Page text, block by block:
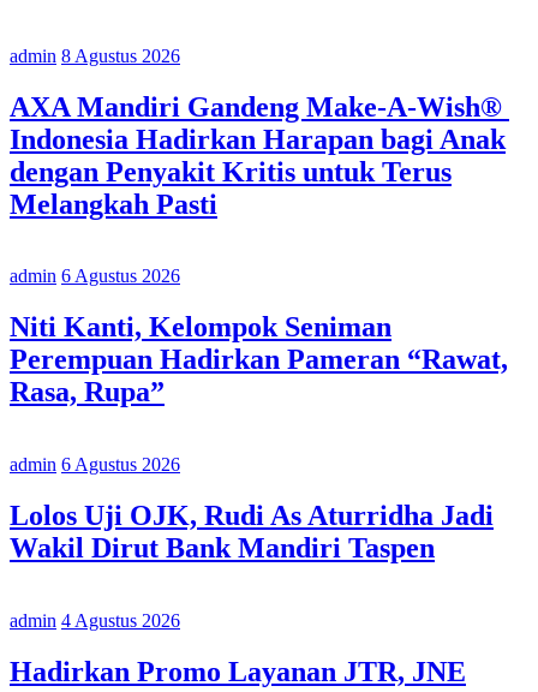
admin 8 Agustus 2026
AXA Mandiri Gandeng Make-A-Wish®
Indonesia Hadirkan Harapan bagi Anak
dengan Penyakit Kritis untuk Terus
Melangkah Pasti
admin 6 Agustus 2026
Niti Kanti, Kelompok Seniman
Perempuan Hadirkan Pameran “Rawat,
Rasa, Rupa”
admin 6 Agustus 2026
Lolos Uji OJK, Rudi As Aturridha Jadi
Wakil Dirut Bank Mandiri Taspen
admin 4 Agustus 2026
Hadirkan Promo Layanan JTR, JNE